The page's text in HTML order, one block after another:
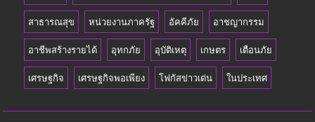
สาธารณสุข หน่วยงานภาครัฐ อัคคีภัย อาชญากรรม
อาชีพสร้างรายได้ อุทกภัย อุบัติเหตุ เกษตร เตือนภัย
เศรษฐกิจ เศรษฐกิจพอเพียง โฟกัสข่าวเด่น ในประเทศ